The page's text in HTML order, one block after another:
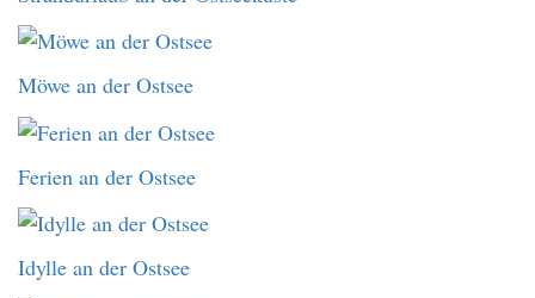
Möwe an der Ostsee
Ferien an der Ostsee
Idylle an der Ostsee